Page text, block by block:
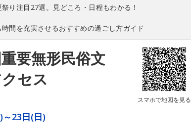
祭り注目27選。見どころ・日程もわかる！
時間を充実させるおすすめの過ごし方ガイド
要無形民俗文
セス
スマホで地図を見る
～23日(日)